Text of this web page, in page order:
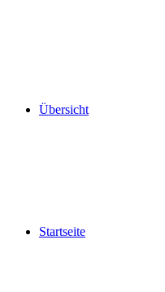
Übersicht
Startseite